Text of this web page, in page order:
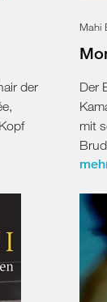
der
Mahi
Der
mit